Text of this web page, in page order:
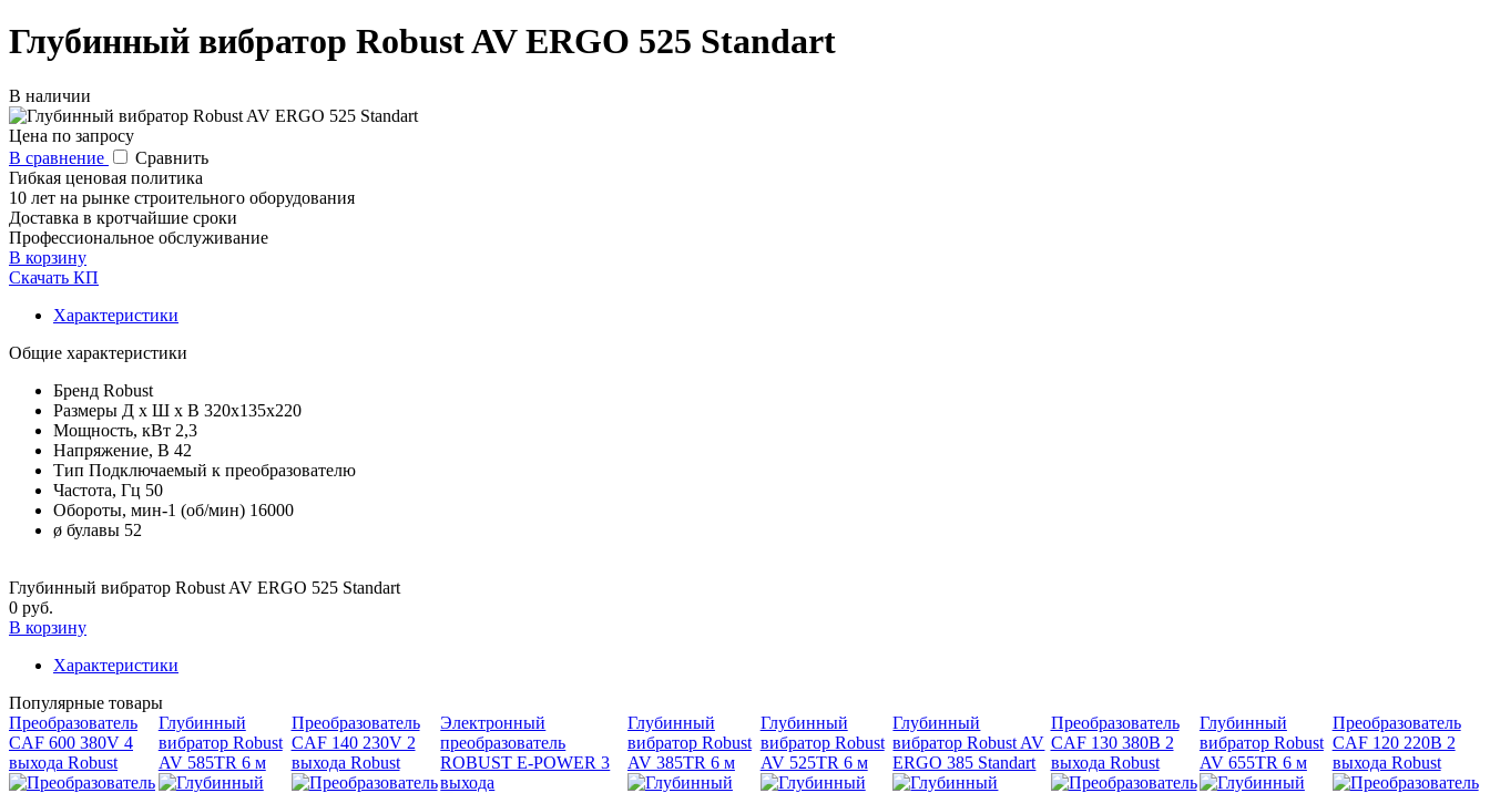
Глубинный вибратор Robust AV ERGO 525 Standart
В наличии
Цена по запросу
В сравнение
Сравнить
Гибкая ценовая политика
10 лет на рынке строительного оборудования
Доставка в кротчайшие сроки
Профессиональное обслуживание
В корзину
Скачать КП
Характеристики
Общие характеристики
Бренд Robust
Размеры Д х Ш х В 320x135x220
Мощность, кВт 2,3
Напряжение, В 42
Тип Подключаемый к преобразователю
Частота, Гц 50
Обороты, мин-1 (об/мин) 16000
ø булавы 52
Глубинный вибратор Robust AV ERGO 525 Standart
0 руб.
В корзину
Характеристики
Популярные товары
Преобразователь
CAF 600 380V 4
выхода Robust
Глубинный
вибратор Robust
AV 585TR 6 м
Преобразователь
CAF 140 230V 2
выхода Robust
Электронный
преобразователь
ROBUST E-POWER 3
выхода
Глубинный
вибратор Robust
AV 385TR 6 м
Глубинный
вибратор Robust
AV 525TR 6 м
Глубинный
вибратор Robust AV
ERGO 385 Standart
Преобразователь
CAF 130 380В 2
выхода Robust
Глубинный
вибратор Robust
AV 655TR 6 м
Преобразователь
CAF 120 220В 2
выхода Robust